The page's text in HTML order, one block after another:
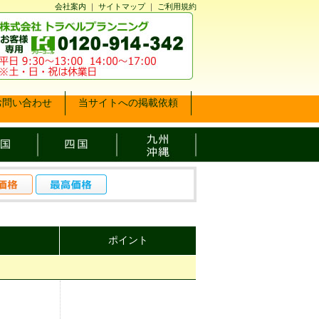
会社案内 ｜ サイトマップ｜ ご利用規約
問い合わせ 当サイトへの掲載依頼
ポイント